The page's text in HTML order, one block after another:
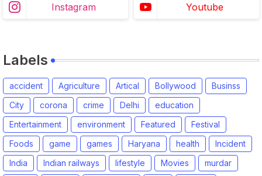
Instagram Youtube
Labels
accident Agriculture Artical Bollywood
Businss
City
corona crime Delhi
education
Entertainment
environment Featured
Festival
Foods
game games Haryana health
Incident
India
Indian railways lifestyle Movies
murdar